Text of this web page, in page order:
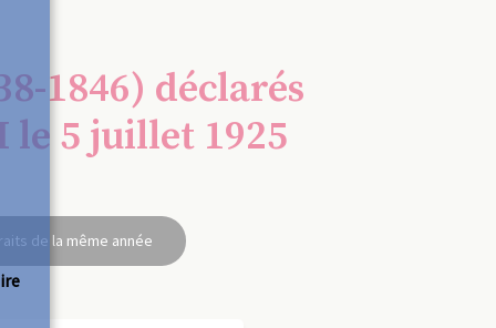
1846) déclarés
5 juillet 1925
de la même année